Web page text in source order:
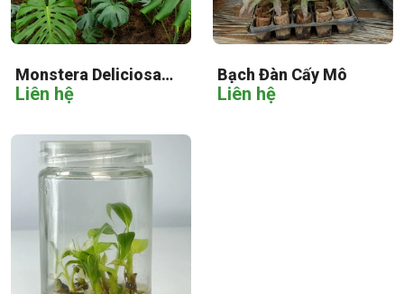
Monstera Deliciosa
Cấy Mô
Liên hệ
Bạch Đàn Cấy Mô
Liên hệ